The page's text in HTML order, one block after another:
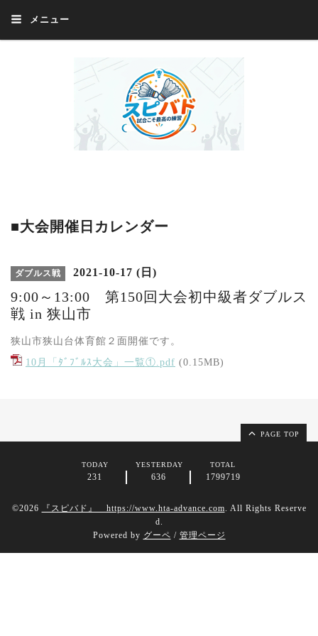
メニュー
■大会開催日カレンダー
ダブルス戦 2021-10-17 (日)
9:00～13:00 第150回大会初中級者ダブルス
戦 in 狭山市
狭山市狭山台体育館２面開催です。
10月「ﾀﾞﾌﾞﾙｽ大会」一覧①.pdf (0.15MB)
PAGE TOP
TODAY
231
YESTERDAY
636
TOTAL
1799719
©2026 『スピバド』 https://www.hta-advance.com. All Rights Reserve
d.
Powered by グーペ / 管理ページ